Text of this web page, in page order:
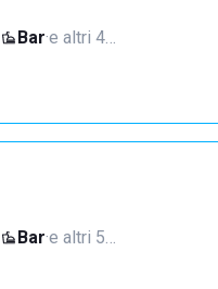
Bar·e altri 4…
Bar·e altri 5…